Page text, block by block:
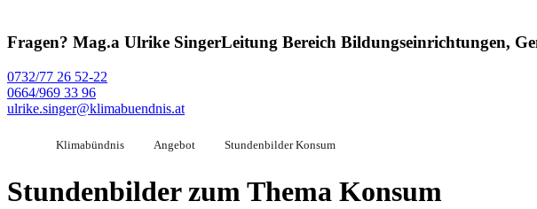
Fragen? Mag.a Ulrike SingerLeitung Bereich Bildungseinrichtungen,
0732/77 26 52-22
0664/969 33 96
ulrike.singer@klimabuendnis.at
Klimabündnis Angebot Stundenbilder Konsum
Stundenbilder zum Thema Konsum